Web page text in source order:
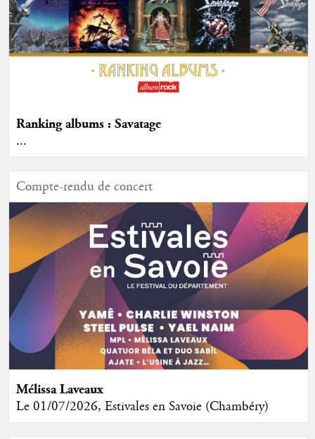
Ranking albums : Savatage
...
Compte-rendu de concert
Mélissa Laveaux
Le 01/07/2026, Estivales en Savoie (Chambéry)